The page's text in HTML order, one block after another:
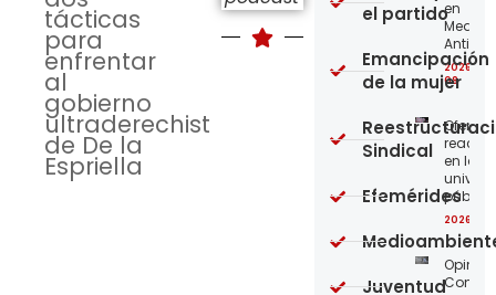
tácticas
para
enfrentar
al
gobierno
ultraderechista
de De la
Espriella
en
2026-
08
en las
2026-
el partido
Emancipación
de la mujer
Sindical
Efemérides
Juventud